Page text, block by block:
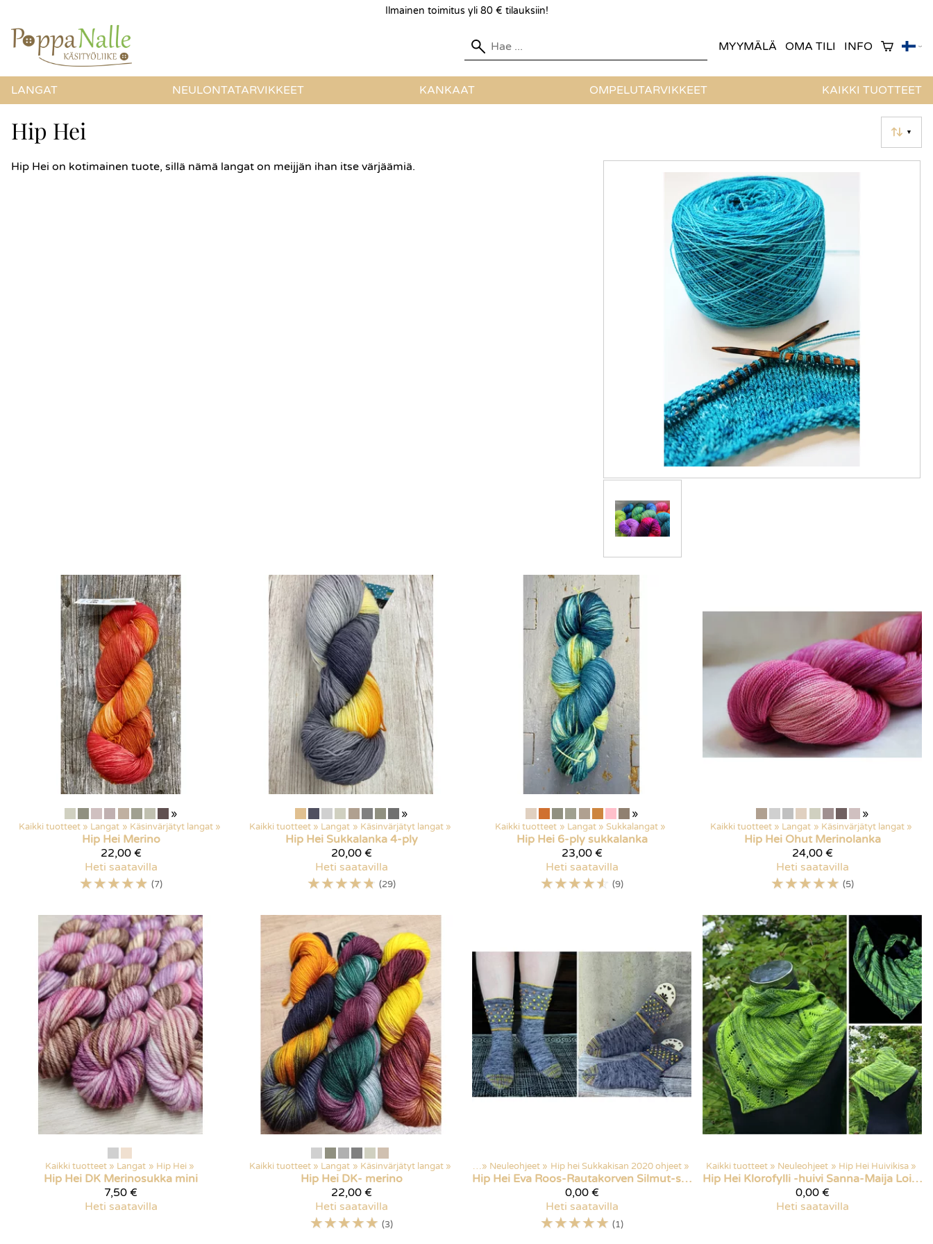
Ilmainen toimitus yli 80 € tilauksiin!
MYYMÄLÄ OMA TILI INFO
LANGAT NEULONTATARVIKKEET KANKAAT OMPELUTARVIKKEET KAIKKI TUOTTEET
▼
Hip Hei
Hip Hei on kotimainen tuote, sillä nämä langat on meijjän ihan itse värjäämiä.
»
Kaikki tuotteet ‪» Langat ‪» Käsinvärjätyt langat ‪»
Hip Hei Merino
22,00 €
Heti saatavilla
☆☆☆☆☆ (7)
»
Kaikki tuotteet ‪» Langat ‪» Käsinvärjätyt langat ‪»
Hip Hei Sukkalanka 4-ply
20,00 €
Heti saatavilla
☆☆☆☆☆ (29)
»
Kaikki tuotteet ‪» Langat ‪» Sukkalangat ‪»
Hip Hei 6-ply sukkalanka
23,00 €
Heti saatavilla
☆☆☆☆☆ (9)
»
Kaikki tuotteet ‪» Langat ‪» Käsinvärjätyt langat ‪»
Hip Hei Ohut Merinolanka
24,00 €
Heti saatavilla
☆☆☆☆☆ (5)
Kaikki tuotteet ‪» Langat ‪» Hip Hei ‪»
Hip Hei DK Merinosukka mini
7,50 €
Heti saatavilla
Kaikki tuotteet ‪» Langat ‪» Käsinvärjätyt langat ‪»
Hip Hei DK- merino
22,00 €
Heti saatavilla
☆☆☆☆☆ (3)
Kaikki tuotteet ‪» Neuleohjeet ‪» Hip hei Sukkakisan 2020 ohjeet ‪»
Hip Hei
Eva Roos-Rautakorven Silmut-sukat
0,00 €
Heti saatavilla
☆☆☆☆☆ (1)
Kaikki tuotteet ‪» Neuleohjeet ‪» Hip Hei Huivikisa ‪»
Hip Hei
Klorofylli -huivi Sanna-Maija Loikkaselta
0,00 €
Heti saatavilla